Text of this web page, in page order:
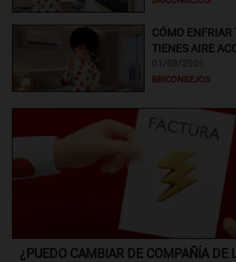
CÓMO ENFRIAR
TIENES AIRE
BRICONSEJOS
¿PUEDO CAMBIAR DE COMPAÑÍA DE